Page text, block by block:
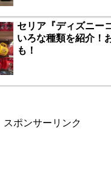
セリア『ディズニー
いろな種類を紹介！
も！
スポンサーリンク